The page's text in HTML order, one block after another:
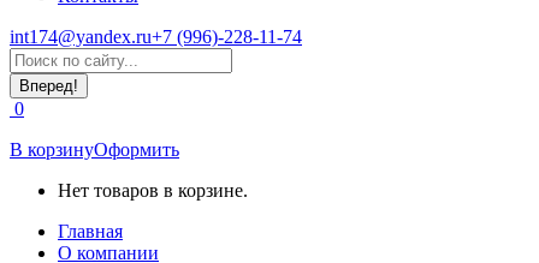
int174@yandex.ru+7 (996)-228-11-74
Страница
WhatsApp
открывается
в
новом
окне
Поиск:
0
В корзинуОформить
Нет товаров в корзине.
Главная
О компании